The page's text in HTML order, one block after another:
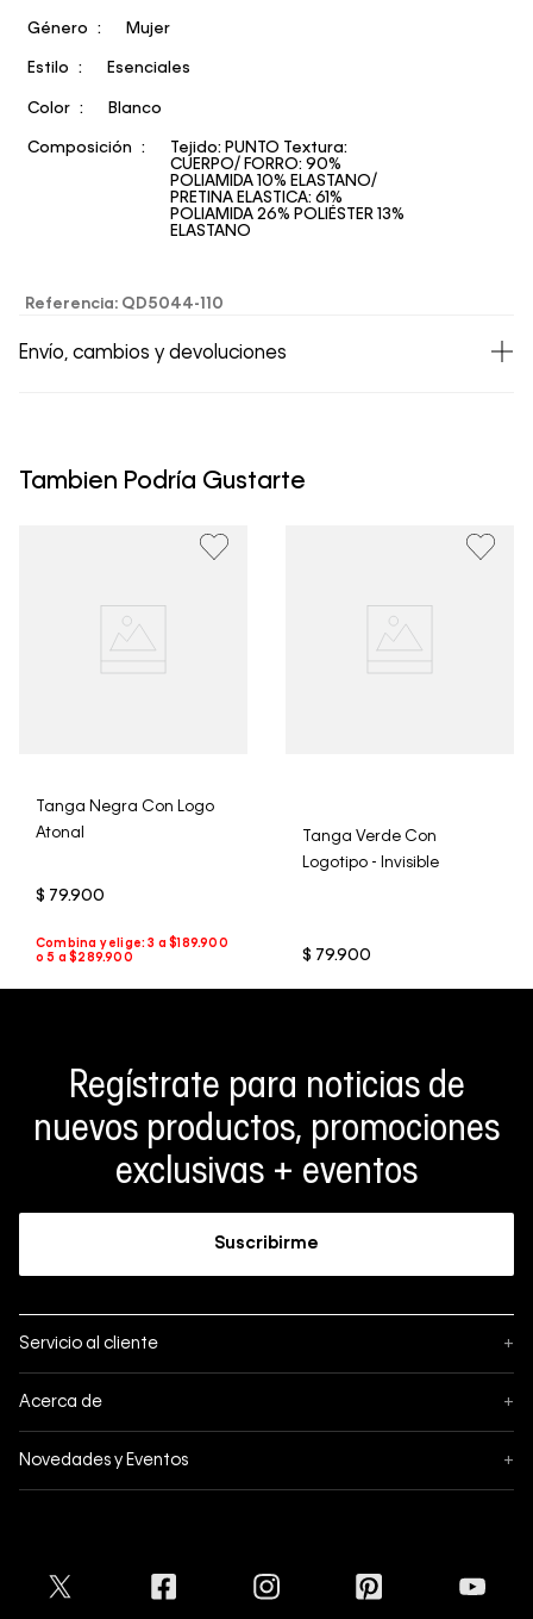
Género Mujer
Estilo Esenciales
Color Blanco
Composición
Tejido: PUNTO Textura:
CUERPO/ FORRO: 90%
POLIAMIDA 10% ELASTANO/
PRETINA ELASTICA: 61%
POLIAMIDA 26% POLIÉSTER 13%
ELASTANO
Referencia: QD5044-110
Envío, cambios y devoluciones
un período de 30 días calendario tras la recepción.
clientes, no aceptamos devoluciones en ropa interior y
Tambien Podría Gustarte
Tanga Negra Con Logo
Atonal
$ 79.900
Tanga Verde Con
Logotipo - Invisible
$ 79.900
Regístrate para noticias de
nuevos productos, promociones
exclusivas + eventos
Suscribirme
Servicio al cliente +
Mis pedidos
Formas de pago
Envíos
Acerca de +
Política de privacidad
Novedades y Eventos +
Cyber Lunes